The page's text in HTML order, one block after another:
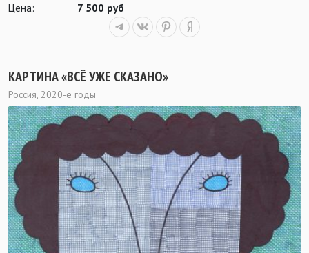
Цена:
7 500 руб
КАРТИНА «ВСЁ УЖЕ СКАЗАНО»
Россия, 2020-е годы